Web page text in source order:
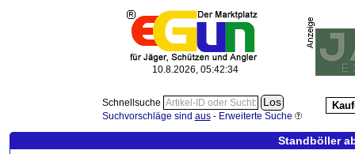
10.8.2026, 05:42:35
Schnellsuche
Suchvorschläge sind aus- Erweiterte Suche
Standböller